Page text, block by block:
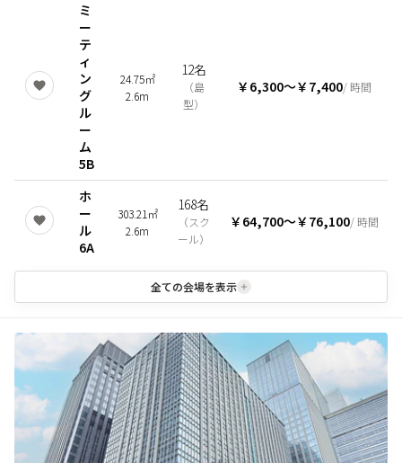
ミ
ー
テ
ィ
ン
グ
ル
ー
ム
5B
24.75㎡
2.6m
12名
（島
型）
￥6,300〜￥7,400/ 時間
ホ
ー
ル
6A
303.21㎡
2.6m
168名
（スク
ール）
￥64,700〜￥76,100/ 時間
全ての会場を表示